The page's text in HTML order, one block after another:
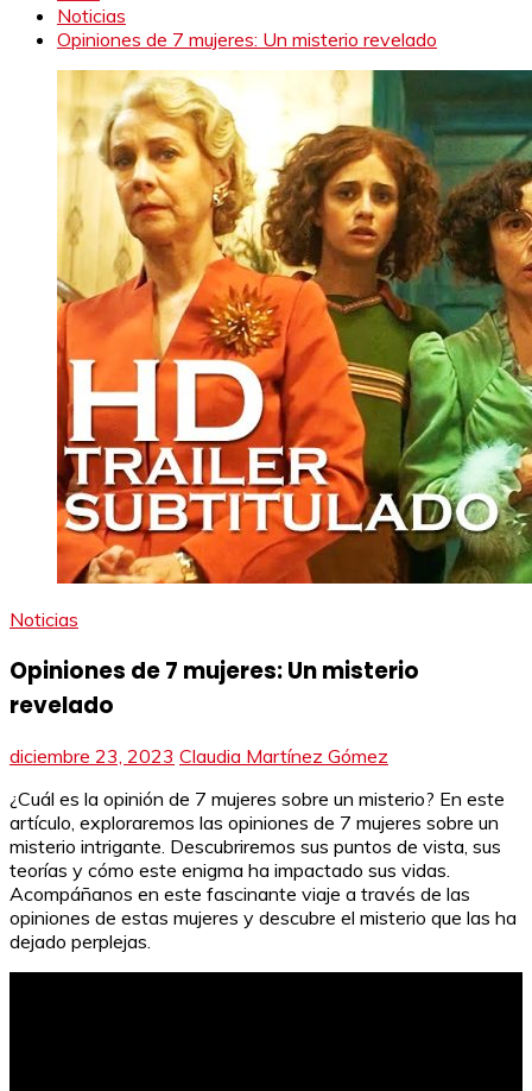
Noticias
Opiniones de 7 mujeres: Un misterio revelado
Noticias
Opiniones de 7 mujeres: Un misterio
revelado
diciembre 23, 2023 Claudia Martínez Gómez
¿Cuál es la opinión de 7 mujeres sobre un misterio? En este
artículo, exploraremos las opiniones de 7 mujeres sobre un
misterio intrigante. Descubriremos sus puntos de vista, sus
teorías y cómo este enigma ha impactado sus vidas.
Acompáñanos en este fascinante viaje a través de las
opiniones de estas mujeres y descubre el misterio que las ha
dejado perplejas.